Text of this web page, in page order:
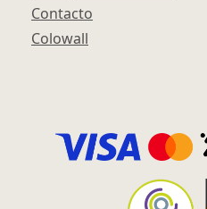
Contacto
Colowall